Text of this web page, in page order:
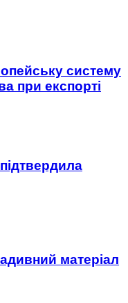
систему
при експорті
матеріал